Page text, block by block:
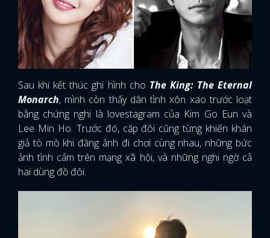
Sau khi kết thúc ghi hình cho The King: The Eternal
Monarch, mình còn thấy dân tình xôn xao trước loạt
bằng chứng nghi là lovestagram của Kim Go Eun và
Lee Min Ho. Trước đó, cặp đôi cũng từng khiến khán
giả tò mò khi đăng ảnh đi chơi cùng nhau, những bức
ảnh tình cảm trên mạng xã hội, và những nghi ngờ cả
hai dùng đồ đôi.